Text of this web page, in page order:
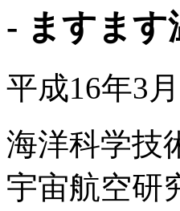
- ますます
平成16年3
海洋科学技
宇宙航空研